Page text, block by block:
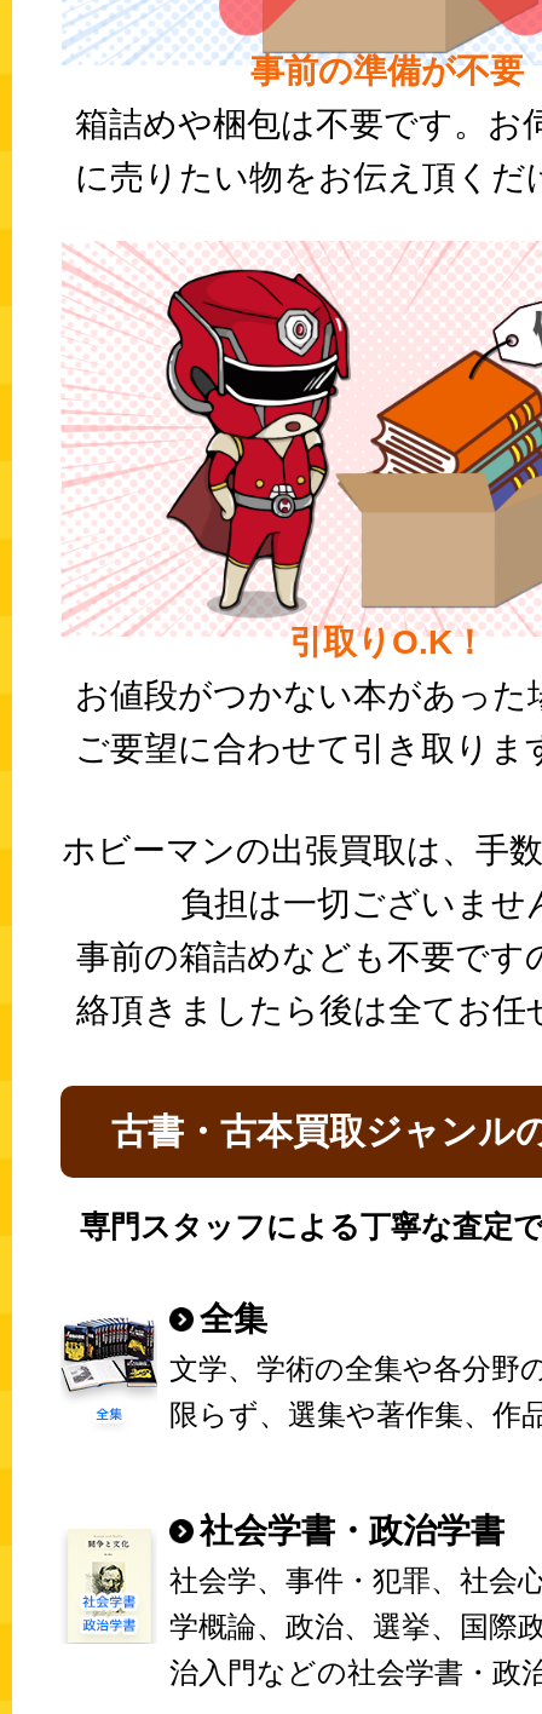
事前の準備が不要
箱詰めや梱包は不要です。お
に売りたい物をお伝え頂くだ
引取りO.K！
お値段がつかない本があった
ご要望に合わせて引き取りま
ホビーマンの出張買取は、手
負担は一切ございませ
事前の箱詰めなども不要です
絡頂きましたら後は全てお任
古書・古本買取ジャンル
専門スタッフによる丁寧な査定
全集
文学、学術の全集や各分野
限らず、選集や著作集、作
社会学書・政治学書
社会学、事件・犯罪、社会
学概論、政治、選挙、国際
治入門などの社会学書・政